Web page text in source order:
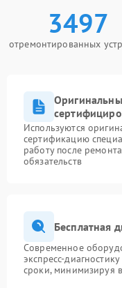
3497
отремонтированных
Используются
сертификацию
работу после
обязательств
Бесплатная
Современное
экспресс-
сроки, минимизируя